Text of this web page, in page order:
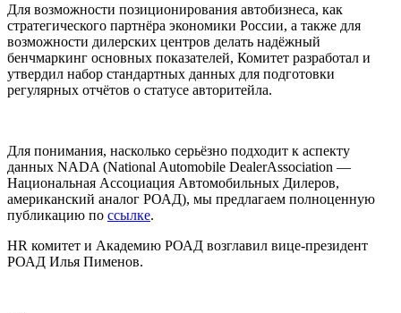
Для возможности позиционирования автобизнеса, как
стратегического партнёра экономики России, а также для
возможности дилерских центров делать надёжный
бенчмаркинг основных показателей, Комитет разработал и
утвердил набор стандартных данных для подготовки
регулярных отчётов о статусе авторитейла.
Для понимания, насколько серьёзно подходит к аспекту
данных NADA (National Automobile DealerAssociation —
Национальная Ассоциация Автомобильных Дилеров,
американский аналог РОАД), мы предлагаем полноценную
публикацию по ссылке.
HR комитет и Академию РОАД возглавил вице-президент
РОАД Илья Пименов.